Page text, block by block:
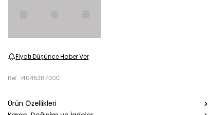
Fiyatı Düşünce Haber Ver
Ref. 14045387000
Ürün Özellikleri